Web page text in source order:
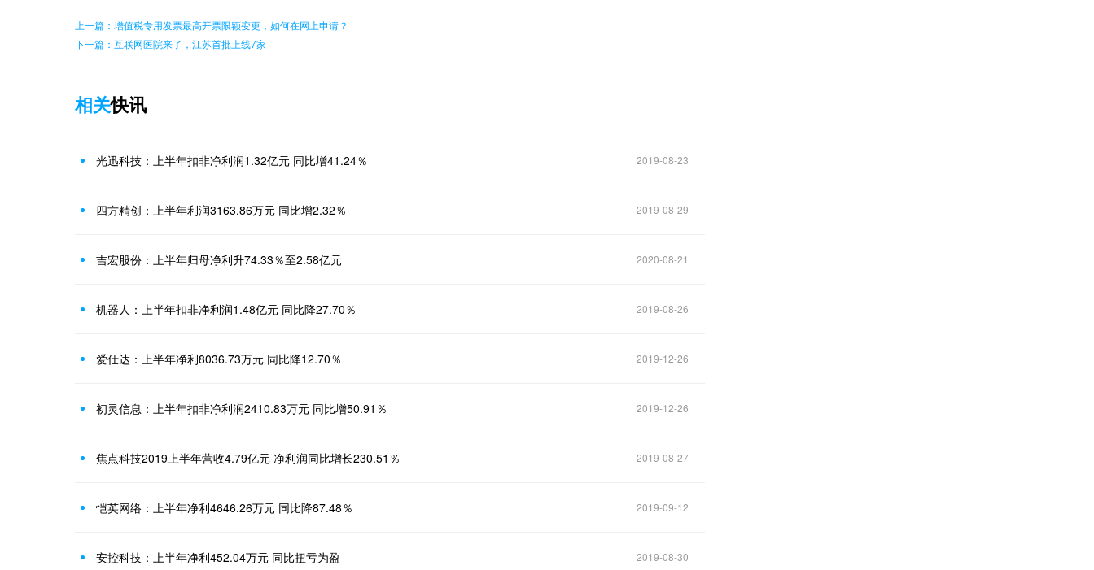
上一篇：增值税专用发票最高开票限额变更，如何在网上申请？
下一篇：互联网医院来了，江苏首批上线7家
相关快讯
光迅科技：上半年扣非净利润1.32亿元 同比增41.24％ 2019-08-23
四方精创：上半年利润3163.86万元 同比增2.32％ 2019-08-29
吉宏股份：上半年归母净利升74.33％至2.58亿元 2020-08-21
机器人：上半年扣非净利润1.48亿元 同比降27.70％ 2019-08-26
爱仕达：上半年净利8036.73万元 同比降12.70％ 2019-12-26
初灵信息：上半年扣非净利润2410.83万元 同比增50.91％ 2019-12-26
焦点科技2019上半年营收4.79亿元 净利润同比增长230.51％ 2019-08-27
恺英网络：上半年净利4646.26万元 同比降87.48％ 2019-09-12
安控科技：上半年净利452.04万元 同比扭亏为盈 2019-08-30